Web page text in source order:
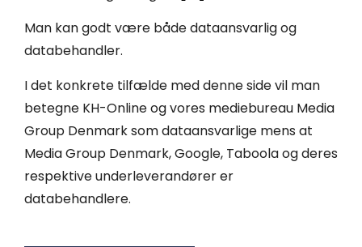
Man kan godt være både dataansvarlig og
databehandler.
I det konkrete tilfælde med denne side vil man
betegne KH-Online og vores mediebureau Media
Group Denmark som dataansvarlige mens at
Media Group Denmark, Google, Taboola og deres
respektive underleverandører er
databehandlere.